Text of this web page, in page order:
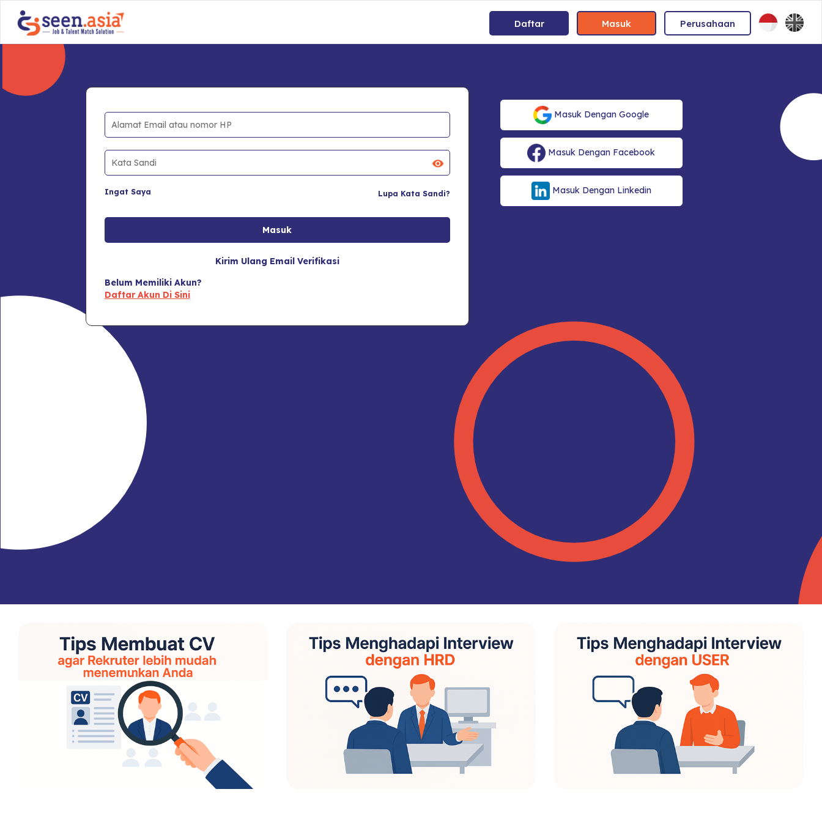
Daftar Masuk Perusahaan
Ingat Saya Lupa Kata Sandi?
Kirim Ulang Email Verifikasi
Belum Memiliki Akun?
Daftar Akun Di Sini
Masuk Dengan Google
Masuk Dengan Facebook
Masuk Dengan Linkedin